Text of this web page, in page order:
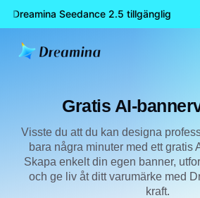
Dreamina Seedance 2.5 tillgänglig
Hem Skapa Gratis AI-bannerverktyg
Gratis AI-
Visste du att du kan designa
bara några minuter med ett gratis
Skapa enkelt din egen banner,
och ge liv åt ditt varumärke med
kraft.